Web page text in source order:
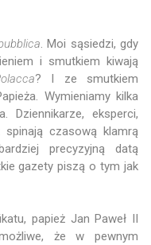
. Moi sąsiedzi, gdy
i smutkiem kiwają
? I ze smutkiem
Wymieniamy kilka
Dziennikarze, eksperci,
czasową klamrą
precyzyjną datą
gazety piszą o tym jak
papież JanPaweł II
że w pewnym